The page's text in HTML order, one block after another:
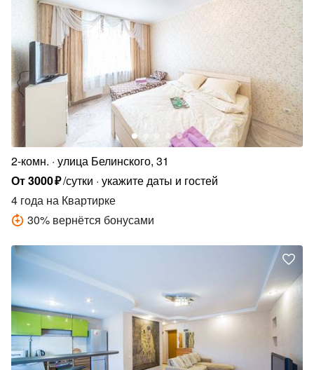
2-комн. улица Белинского, 31
От3000₽/сутки укажите даты и гостей
4 года на Квартирке
30% вернётся бонусами